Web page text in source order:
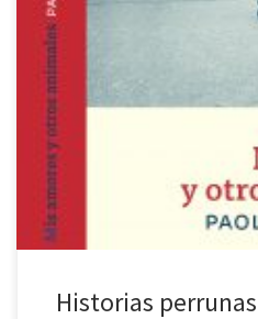
Jardiel Poncela escribía en una
las personas que no tienen
perros, ya que son “la basura de
como el personaje jardielesco,
poco […]
Historias